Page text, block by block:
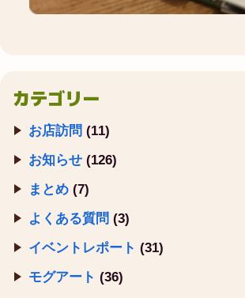
カテゴリー
お店訪問 (11)
お知らせ (126)
まとめ (7)
よくある質問 (3)
イベントレポート (31)
モグアート (36)